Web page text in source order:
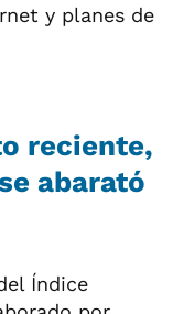
y planes de
reciente,
abarató
Índice